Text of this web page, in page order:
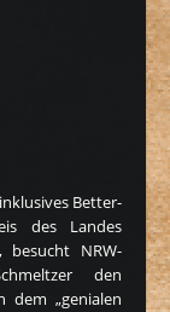
Better-
des Landes
besucht NRW-
den
dem „genialen